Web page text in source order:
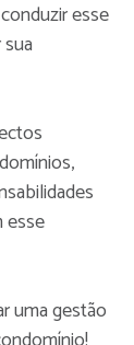
esse
esse
uma gestão